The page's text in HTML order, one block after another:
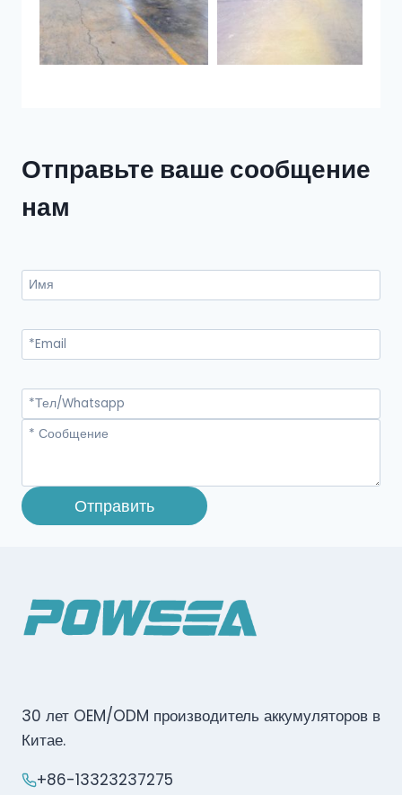
Отправьте ваше сообщение
нам
Отправить
30 лет OEM/ODM производитель аккумуляторов в
Китае.
+86-13323237275